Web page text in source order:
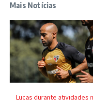
Mais Notícias
Lucas durante atividades